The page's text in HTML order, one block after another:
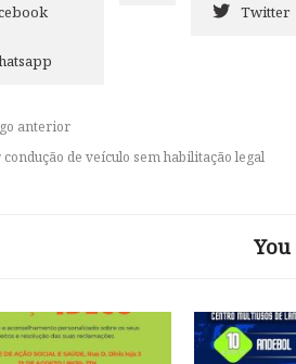
Twitter
anterior
de veículo sem habilitação legal